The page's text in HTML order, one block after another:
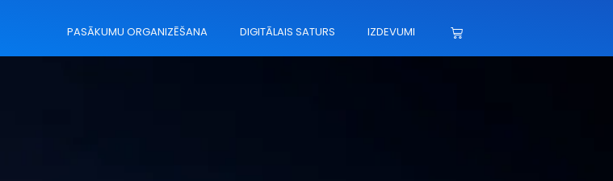
PASĀKUMU ORGANIZĒŠANA DIGITĀLAIS SATURS IZDEVUMI